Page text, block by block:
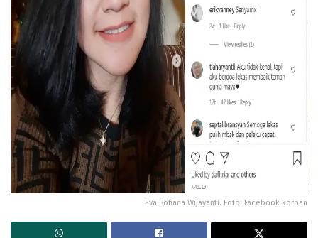
Eva Sofiana Wijayanti. Foto: Facebook korban